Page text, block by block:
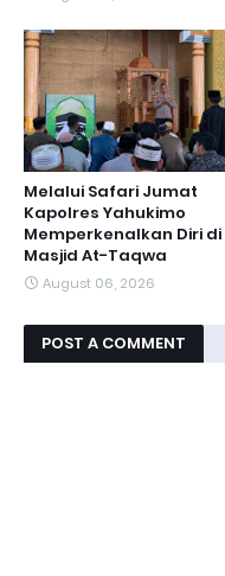
Melalui Safari Jumat
Kapolres Yahukimo
Memperkenalkan Diri di
Masjid At-Taqwa
August 06, 2026
POST A COMMENT